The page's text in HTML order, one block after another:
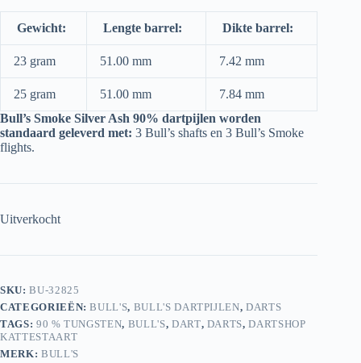
Gewicht: Lengte barrel: Dikte barrel:
23 gram 51.00 mm 7.42 mm
25 gram 51.00 mm
7.84 mm
Bull’s Smoke Silver Ash 90% dartpijlen worden
standaard geleverd met: 3 Bull’s shafts en 3 Bull’s Smoke
flights.
Uitverkocht
SKU:BU-32825
CATEGORIEËN:BULL'S, BULL'S DARTPIJLEN,DARTS
TAGS: 90 % TUNGSTEN, BULL'S, DART, DARTS,DARTSHOP
KATTESTAART
MERK: BULL'S